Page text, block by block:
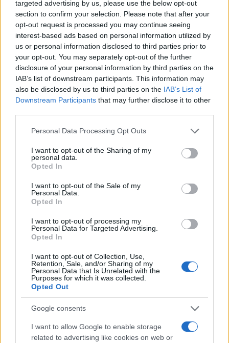
targeted advertising by us, please use the below opt-out
section to confirm your selection. Please note that after your
opt-out request is processed you may continue seeing
interest-based ads based on personal information utilized by
us or personal information disclosed to third parties prior to
your opt-out. You may separately opt-out of the further
disclosure of your personal information by third parties on the
IAB’s list of downstream participants. This information may
also be disclosed by us to third parties on the IAB’s List of
Downstream Participants that may further disclose it to other
Please note that this website/app uses one or more Google
not limited to your visit or usage behaviour. You may click to
grant or deny consent to Google and its third-party tags to
use your data for below specified purposes in below Google
consent section.
Personal Data Processing Opt Outs
I want to opt-out of the Sharing of my
personal data.
Opted In
I want to opt-out of the Sale of my
Personal Data.
Opted In
I want to opt-out of processing my
Personal Data for Targeted Advertising.
Opted In
I want to opt-out of Collection, Use,
Retention, Sale, and/or Sharing of my
Personal Data that Is Unrelated with the
Purposes for which it was collected.
Opted Out
Google consents
I want to allow Google to enable storage
related to advertising like cookies on web or
Continua a leggere
TEEN NEWS